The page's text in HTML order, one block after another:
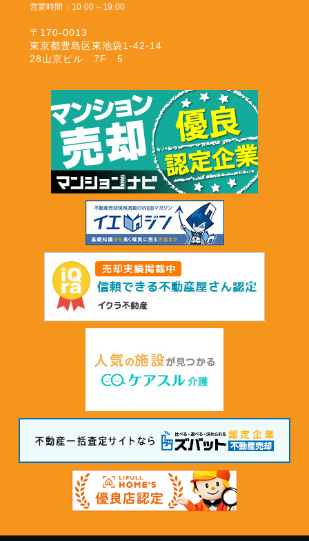
営業時間：10:00～19:00
〒170-0013
東京都豊島区東池袋1-42-14
28山京ビル 7F 5